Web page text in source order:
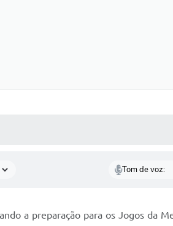
Tom de voz:
a preparação para os Jogos da